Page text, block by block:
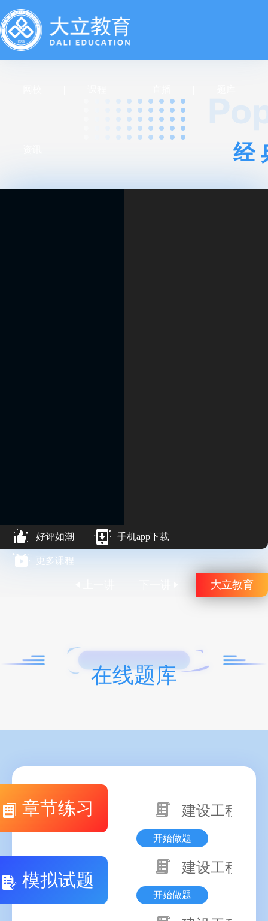
经
好评如潮 手机app下载
更多课程
大立教育
在线题库
章节练习
模拟试题
建设工程合
开始做题
建设工程监
开始做题